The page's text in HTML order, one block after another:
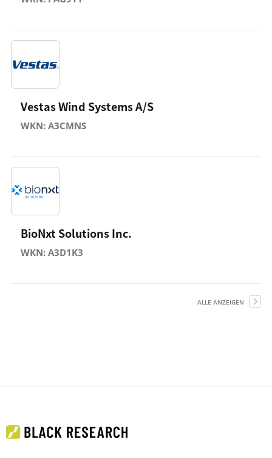
Vestas Wind Systems A/S
WKN: A3CMNS
BioNxt Solutions Inc.
WKN: A3D1K3
ALLE ANZEIGEN